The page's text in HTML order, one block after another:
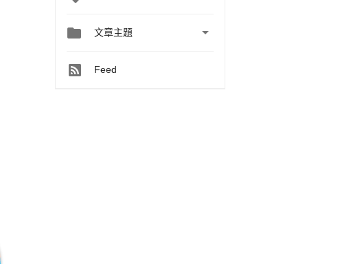
 文章主題 
Feed